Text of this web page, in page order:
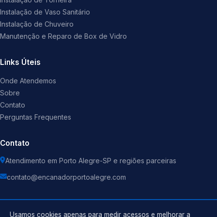
Instalação de Vaso Sanitário
Instalação de Chuveiro
Manutenção e Reparo de Box de Vidro
Links Úteis
Onde Atendemos
Sobre
Contato
Perguntas Frequentes
Contato
Atendimento em Porto Alegre-SP e regiões parceiras
contato@encanadorportoalegre.com
Usamos cookies apenas para medir acessos e melhorar a